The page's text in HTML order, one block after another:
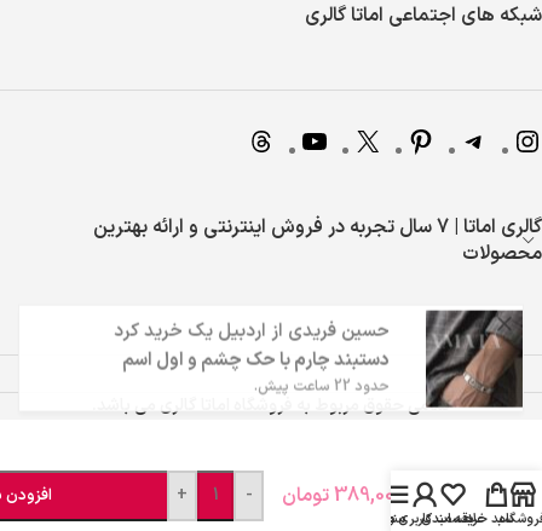
شبکه های اجتماعی اماتا گالری
گالری اماتا | 7 سال تجربه در فروش اینترنتی و ارائه بهترین
محصولات
تمامی حقوق مربوط به فروشگاه اماتا گالری می باشد.
سبد خریدعلاقه مندی
حساب کاربری من
منو
دایره
نقره ای 389,000تومان -
+
دستبند چارم با حک چشم و اول اسم
حدود 22 ساعت پیش.
امیر حسین صادقی هفشجان یک خرید کرد